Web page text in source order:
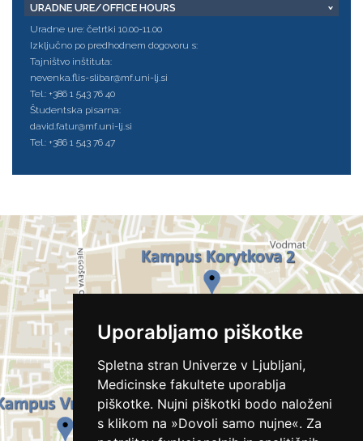
Uporabljamo piškotke
Spletna stran Univerze v Ljubljani,
Medicinske fakultete uporablja
piškotke. Nujni piškotki bodo naloženi
s klikom na »Dovoli samo nujne«. Za
URADNE URE/OFFICE HOURS
Uradne ure: četrtki 10.00-11.00
Izključno po predhodnem dogovoru s:
Tajništvo inštituta:
nevenka.flis-slibar@mf.uni-lj.si
Tel.: +386 1 543 76 40
Študentska pisarna:
david.fatur@mf.uni-lj.si
Tel.: +386 1 543 76 47